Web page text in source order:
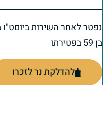
נפטר לאחר השירות ביום
בן 59 בפטירתו
להדלקת נר לזכרו